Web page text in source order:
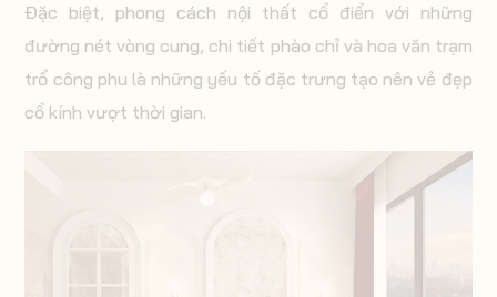
Đặc biệt, phong cách nội thất cổ điển với những
đường nét vòng cung, chi tiết phào chỉ và hoa văn trạm
trổ công phu là những yếu tố đặc trưng tạo nên vẻ đẹp
cổ kính vượt thời gian.